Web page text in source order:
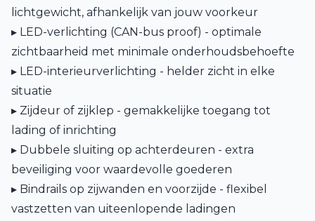
lichtgewicht, afhankelijk van jouw voorkeur
▸ LED-verlichting (CAN-bus proof) - optimale
zichtbaarheid met minimale onderhoudsbehoefte
▸ LED-interieurverlichting - helder zicht in elke
situatie
▸ Zijdeur of zijklep - gemakkelijke toegang tot
lading of inrichting
▸ Dubbele sluiting op achterdeuren - extra
beveiliging voor waardevolle goederen
▸ Bindrails op zijwanden en voorzijde - flexibel
vastzetten van uiteenlopende ladingen